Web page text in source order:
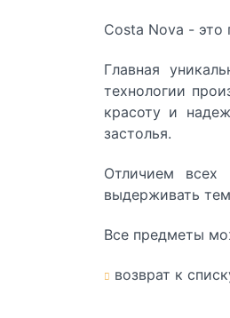
Costa Nova - это
Главная
технологии
красоту и
застолья.
Отличием всех
выдерживать
Все предметы
возврат к